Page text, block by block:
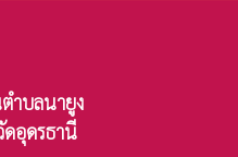
ำบลนายูง
ดอุดรธานี